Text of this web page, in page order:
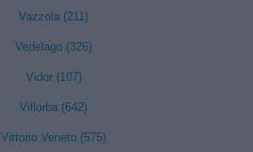
Vazzola (211)
Vedelago (326)
Vidor (107)
Villorba (642)
Vittorio Veneto (575)